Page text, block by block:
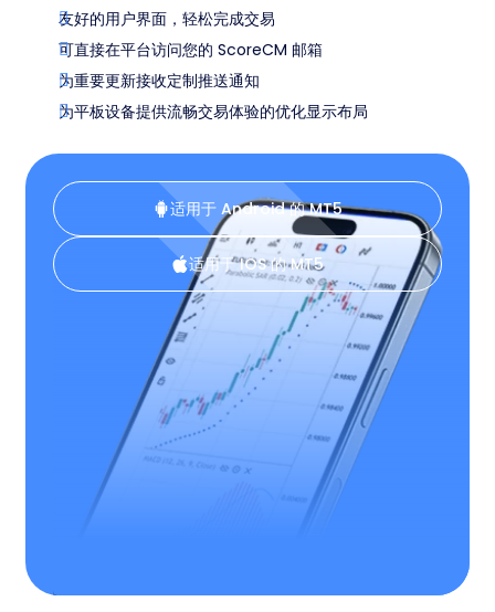
适用于 Android 的 MT5
适用于 IOS 的 MT5
友好的用户界面，轻松完成交易
可直接在平台访问您的 ScoreCM 邮箱
为重要更新接收定制推送通知
为平板设备提供流畅交易体验的优化显示布局